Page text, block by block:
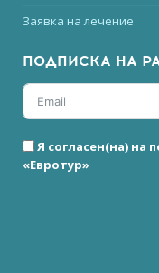
Заявка на лечение
ПОДПИСКА НА
Я согласен(на) на
«Евротур»